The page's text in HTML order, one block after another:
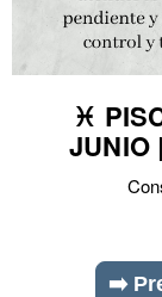
♓
JUNIO
➡️